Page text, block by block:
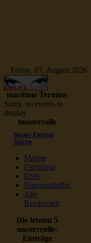
Friday, 07. August 2026
maritime Termine
Sorry, no events to
display
musterrolle
Neuer Eintrag
Suche
Marine
Fischfang
DSR
Binnenschiffer
Alle
Reedereien
Die letzten 5
musterrolle-
Einträge